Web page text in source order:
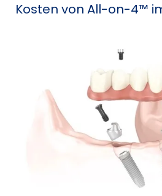
Kosten von All-on-4™